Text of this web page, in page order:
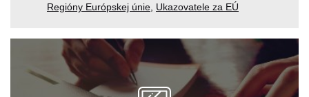
Regióny Európskej únie Ukazovatele za EÚ